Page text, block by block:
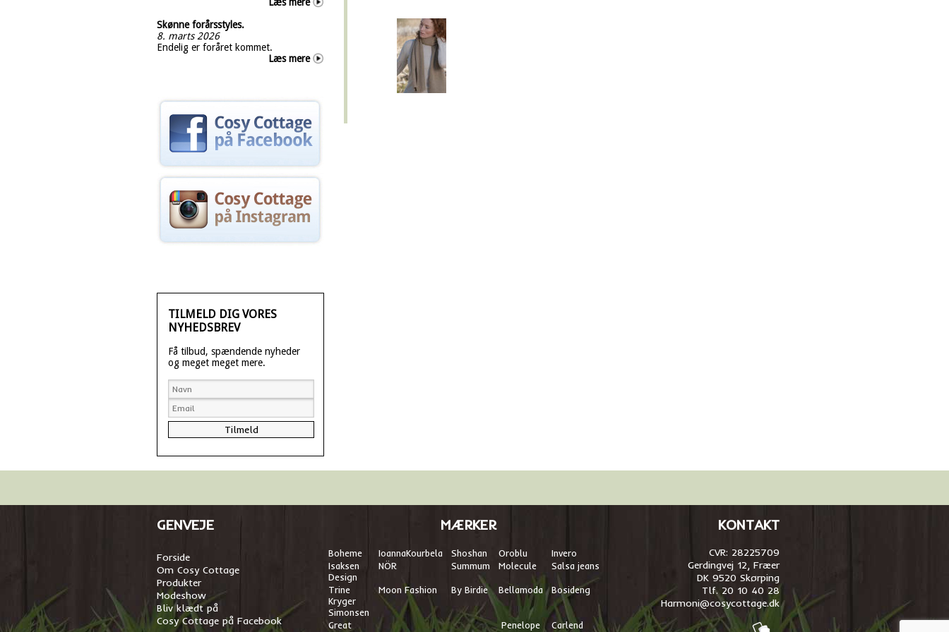
Skønne forårsstyles.
8. marts 2026
Endelig er foråret kommet.
Læs mere
TILMELD DIG VORES
NYHEDSBREV
Få tilbud, spændende nyheder
og meget meget mere.
GENVEJE
Forside
Om Cosy Cottage
Produkter
Modeshow
Bliv klædt på
Cosy Cottage på Facebook
MÆRKER
Boheme IoannaKourbela Shoshan Oroblu
Invero
Isaksen
Design
NÖR Summum Molecule Salsa jeans
Trine
Kryger
Simonsen
Moon Fashion By Birdie Bellamoda Bosideng
Great
Penelope
Carlend
KONTAKT
CVR: 28225709
Gerdingvej 12, Fræer
DK 9520 Skørping
Tlf. 20 10 40 28
Harmoni@cosycottage.dk